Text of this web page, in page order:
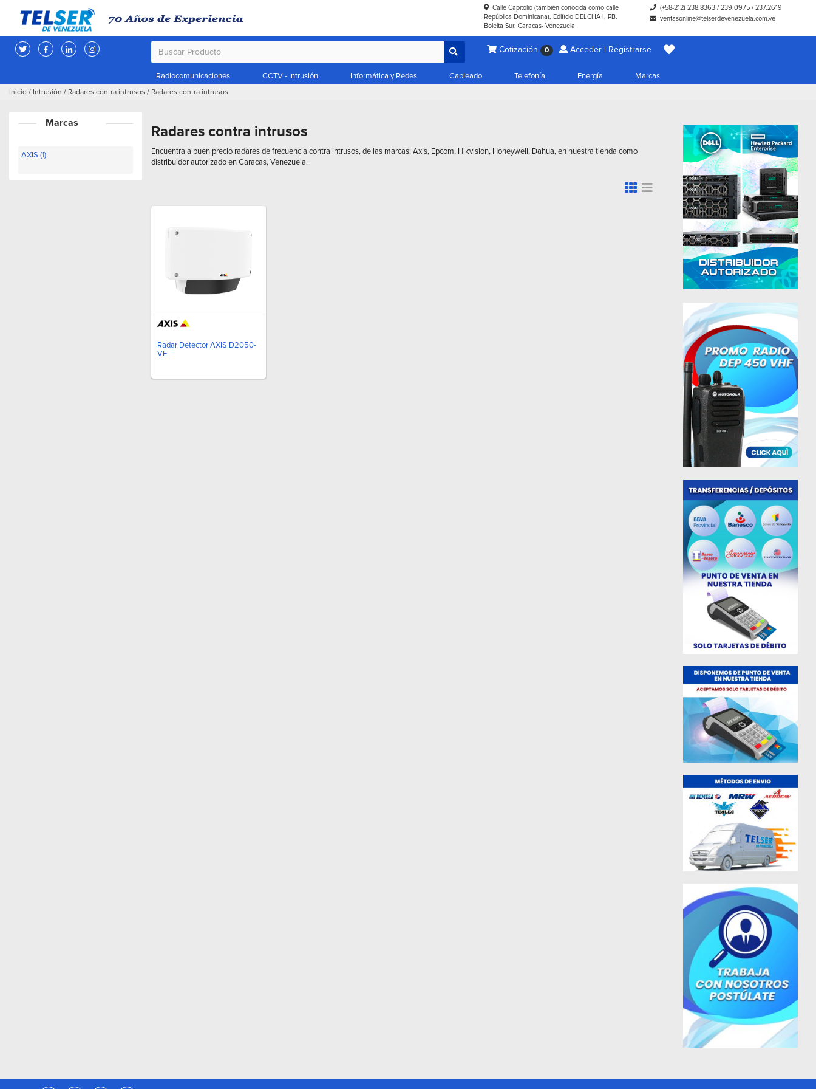
Calle Capitolio (también conocida como calle
República Dominicana), Edificio DELCHA I, PB.
Boleíta Sur. Caracas- Venezuela
(+58-212) 238.8363 /239.0975 /237.2619
ventasonline@telserdevenezuela.com.ve
Cotización 0 Acceder | Registrarse
Radiocomunicaciones CCTV - Intrusión Informática y Redes Cableado Telefonía Energía Marcas
Inicio / Intrusión / Radares contra intrusos / Radares contra intrusos
Marcas
AXIS (1)
Radares contra intrusos
Encuentra a buen precio radares de frecuencia contra intrusos, de las marcas: Axis, Epcom, Hikvision, Honeywell, Dahua, en nuestra tienda como
distribuidor autorizado en Caracas, Venezuela.
Radar Detector AXIS D2050-
VE